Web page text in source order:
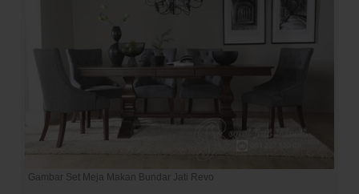
Gambar Set Meja Makan Bundar Jati Revo